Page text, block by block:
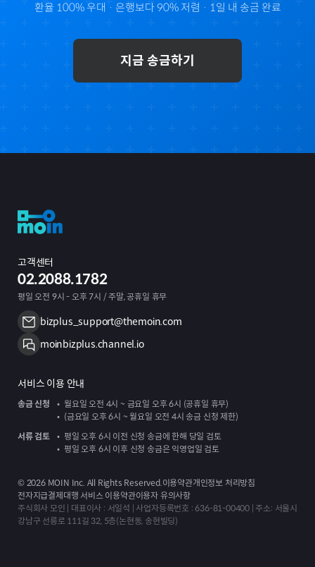
환율 100% 우대 · 은행보다 90% 저렴 · 1일 내 송금 완료
지금 송금하기
고객센터
02.2088.1782
평일 오전 9시 - 오후 7시 / 주말, 공휴일 휴무
bizplus_support@themoin.com
moinbizplus.channel.io
서비스 이용 안내
송금 신청
월요일 오전 4시 ~ 금요일 오후 6시 (공휴일 휴무)
(금요일 오후 6시 ~ 월요일 오전 4시 송금 신청 제한)
서류 검토
평일 오후 6시 이전 신청 송금에 한해 당일 검토
평일 오후 6시 이후 신청 송금은 익영업일 검토
© 2026MOIN Inc. All Rights Reserved.이용약관개인정보 처리방침
전자지급결제대행 서비스 이용약관이용자 유의사항
주식회사 모인 | 대표이사 : 서일석 | 사업자등록번호 : 636-81-00400 | 주소: 서울시
강남구 선릉로 111길 32, 5층(논현동, 송현빌딩)